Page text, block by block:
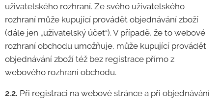
uživatelského rozhraní. Ze svého uživatelského
rozhraní může kupující provádět objednávání zboží
(dále jen „uživatelský účet“). V případě, že to webové
rozhraní obchodu umožňuje, může kupující provádět
objednávání zboží též bez registrace přímo z
webového rozhraní obchodu.
2.2. Při registraci na webové stránce a při objednávání